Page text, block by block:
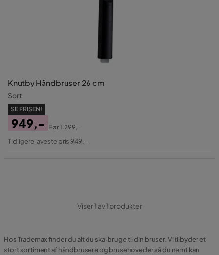
Knutby Håndbruser 26 cm
Sort
SE PRISEN!
Pris
949,-
Original
Før1.299,-
Tidligere laveste pris 949,-
Viser1 av1 produkter
Hos Trademax finder du alt du skal bruge til din bruser. Vi tilbyder et
stort sortiment af håndbrusere og brusehoveder så du nemt kan